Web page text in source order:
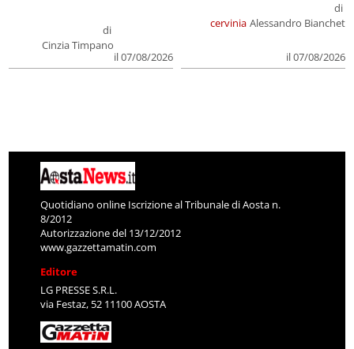
di
Cinzia Timpano
il 07/08/2026
cervinia
di
Alessandro Bianchet
il 07/08/2026
Quotidiano online Iscrizione al Tribunale di Aosta n.
8/2012
Autorizzazione del 13/12/2012
www.gazzettamatin.com
Editore
LG PRESSE S.R.L.
via Festaz, 52 11100 AOSTA